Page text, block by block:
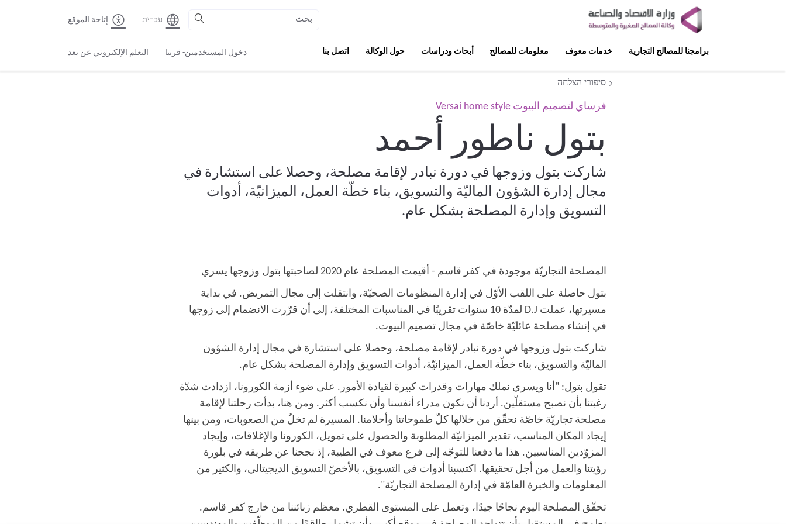
עברית إتاحة الموقع
برامجنا للمصالح التجارية خدمات معوف معلومات للمصالح أبحاث ودراسات حول الوكالة اتصل بنا دخول المستخدمين- قريبا التعلم الإلكتروني عن بعد
סיפורי הצלחה
فرساي لتصميم البيوت Versai home style
بتول ناطور أحمد
شاركت بتول وزوجها في دورة نبادر لإقامة مصلحة، وحصلا على استشارة في
مجال إدارة الشؤون الماليّة والتسويق، بناء خطّة العمل، الميزانيّة، أدوات
التسويق وإدارة المصلحة بشكل عام.
المصلحة التجاريّة موجودة في كفر قاسم - أقيمت المصلحة عام 2020 لصاحبتها بتول وزوجها يسري
بتول حاصلة على اللقب الأوّل في إدارة المنظومات الصحيّة، وانتقلت إلى مجال التمريض. في بداية
مسيرتها، عملت D.J لمدّة 10 سنوات تقريبًا في المناسبات المختلفة، إلى أن قرّرت الانضمام إلى زوجها
في إنشاء مصلحة عائليّة خاصّة في مجال تصميم البيوت.
شاركت بتول وزوجها في دورة نبادر لإقامة مصلحة، وحصلا على استشارة في مجال إدارة الشؤون
الماليّة والتسويق، بناء خطّة العمل، الميزانيّة، أدوات التسويق وإدارة المصلحة بشكل عام.
تقول بتول: "أنا ويسري نملك مهارات وقدرات كبيرة لقيادة الأمور. على ضوء أزمة الكورونا، ازدادت شدّة
رغبتنا بأن نصبح مستقلّين. أردنا أن نكون مدراء أنفسنا وأن نكسب أكثر. ومن هنا، بدأت رحلتنا لإقامة
مصلحة تجاريّة خاصّة نحقّق من خلالها كلّ طموحاتنا وأحلامنا. المسيرة لم تخلُ من الصعوبات، ومن بينها
إيجاد المكان المناسب، تقدير الميزانيّة المطلوبة والحصول على تمويل، الكورونا والإغلاقات، وإيجاد
المزوّدين المناسبين. هذا ما دفعنا للتوجّه إلى فرع معوف في الطيبة، إذ نجحنا عن طريقه في بلورة
رؤيتنا والعمل من أجل تحقيقها. اكتسبنا أدوات في التسويق، بالأخصّ التسويق الديجيتالي، والكثير من
المعلومات والخبرة العامّة في إدارة المصلحة التجاريّة".
تحقّق المصلحة اليوم نجاحًا جيدًا، وتعمل على المستوى القطري. معظم زبائننا من خارج كفر قاسم.